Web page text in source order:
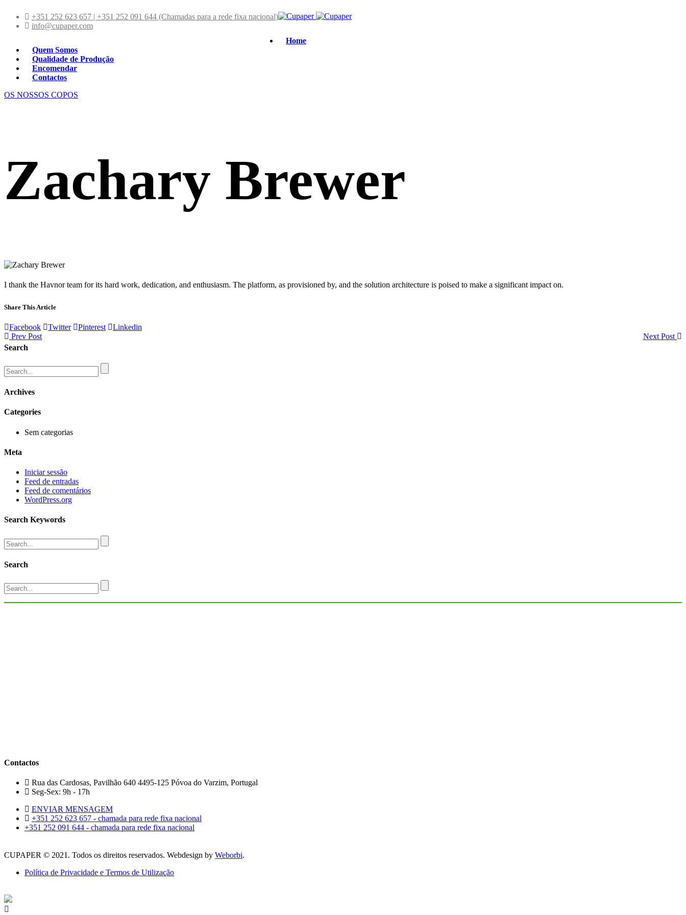
+351 252 623 657 | +351 252 091 644 (Chamadas para a rede fixa nacional)
info@cupaper.com
Home
Quem Somos
Qualidade de Produção
Encomendar
Contactos
OS NOSSOS COPOS
Zachary Brewer
I thank the Havnor team for its hard work, dedication, and enthusiasm. The platform, as provisioned by, and the solution architecture is poised to make a significant impact on.
Share This Article
Facebook Twitter Pinterest
Linkedin
Prev Post
Next Post
Search
Archives
Categories
Sem categorias
Meta
Iniciar sessão
Feed de entradas
Feed de comentários
WordPress.org
Search Keywords
Search
Contactos
Rua das Cardosas, Pavilhão 640 4495-125 Póvoa do Varzim, Portugal
Seg-Sex: 9h - 17h
ENVIAR MENSAGEM
+351 252 623 657 - chamada para rede fixa nacional
+351 252 091 644 - chamada para rede fixa nacional
CUPAPER © 2021. Todos os direitos reservados. Webdesign by Weborbi.
Política de Privacidade e Termos de Utilização